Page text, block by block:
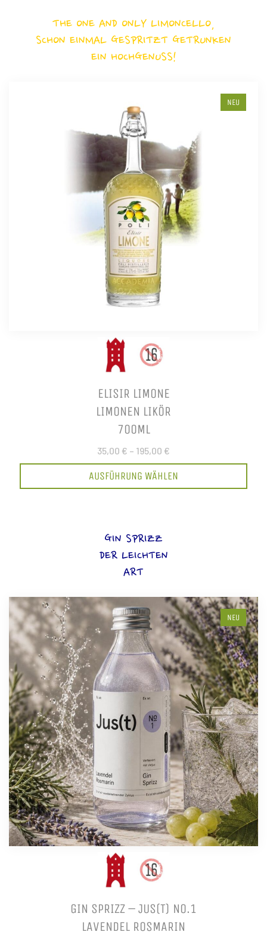
THE ONE AND ONLY LIMONCELLO,
SCHON EINMAL GESPRITZT GETRUNKEN
EIN HOCHGENUSS!
NEU
ELISIR LIMONE
LIMONEN LIKÖR
700ML
35,00 € – 195,00 €
AUSFÜHRUNG WÄHLEN
GIN SPRIZZ
DER LEICHTEN
ART
NEU
GIN SPRIZZ – JUS(T) NO.1
LAVENDEL ROSMARIN